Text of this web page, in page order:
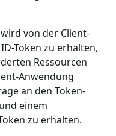
von der Client-
Token zu erhalten,
Ressourcen
Anwendung
an den Token-
einem
zu erhalten.